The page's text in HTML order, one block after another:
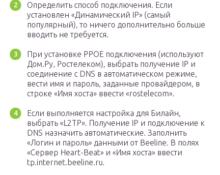
Определить способ подключения. Если
установлен «Динамический IP» (самый
популярный), то ничего дополнительно больше
вводить не требуется.
При установке PPOE подключения (используют
Дом.Ру, Ростелеком), выбрать получение IP и
соединение с DNS в автоматическом режиме,
вести имя и пароль, заданные провайдером, в
строке «Имя хоста» ввести «rostelecom».
Если выполняется настройка для Билайн,
выбрать «L2TP». Получение IP и подключение к
DNS назначить автоматические. Заполнить
«Логин и пароль» данными от Beeline. В полях
«Сервер Heart-Beat» и «Имя хоста» ввести
tp.internet.beeline.ru.